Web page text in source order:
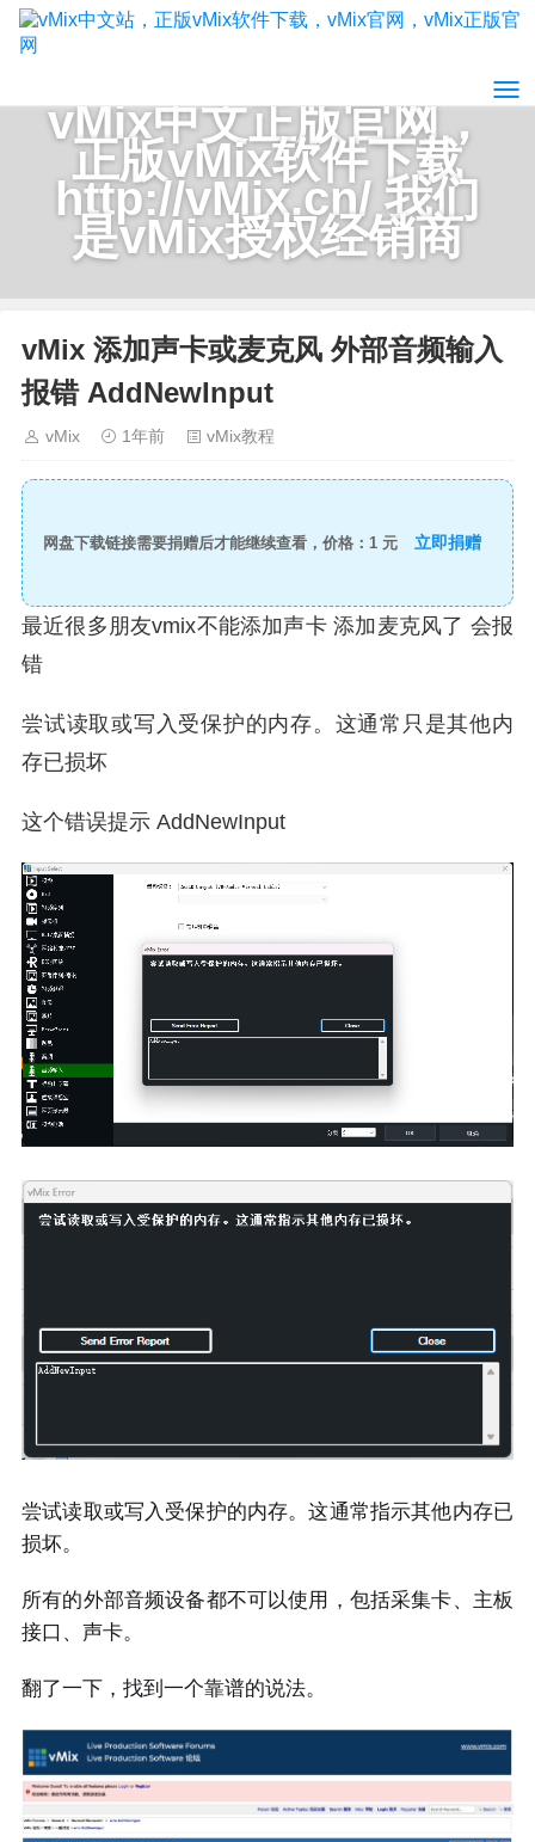
vMix中文正版官网，
正版vMix软件下载
http://vMix.cn/ 我们
是vMix授权经销商
vMix 添加声卡或麦克风 外部音频输入
报错 AddNewInput
vMix 1年前 vMix教程
网盘下载链接需要捐赠后才能继续查看，价格：1 元 立即捐赠
最近很多朋友vmix不能添加声卡 添加麦克风了 会报
错
尝试读取或写入受保护的内存。这通常只是其他内
存已损坏
这个错误提示 AddNewInput
尝试读取或写入受保护的内存。这通常指示其他内存已
损坏。
所有的外部音频设备都不可以使用，包括采集卡、主板
接口、声卡。
翻了一下，找到一个靠谱的说法。